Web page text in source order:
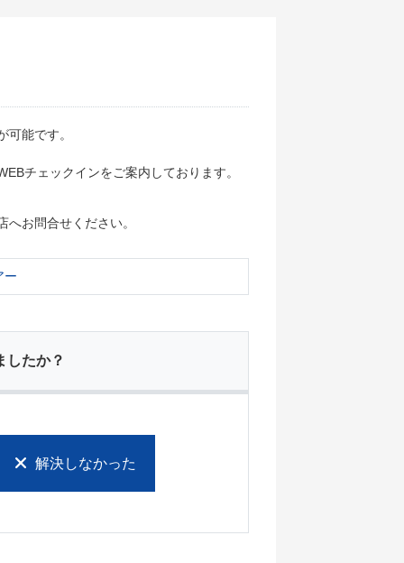
能です。
チェックインをご案内しております。
お問合せください。
ー
したか？
解決しなかった